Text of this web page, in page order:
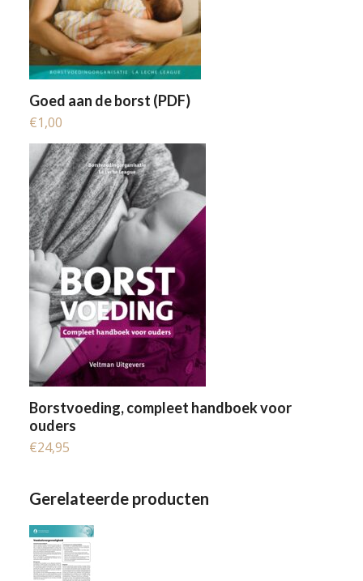
Goed aan de borst (PDF)
€1,00
Borstvoeding, compleet handboek voor
ouders
€24,95
Gerelateerde producten